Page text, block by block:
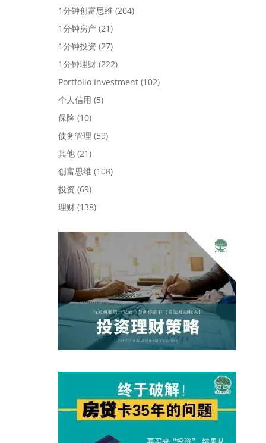
1分钟创富思维 (204)
1分钟房产 (21)
1分钟投资 (27)
1分钟理财 (222)
Portfolio Investment (102)
个人信用 (5)
保险 (10)
债务管理 (59)
其他 (21)
创富思维 (108)
投资 (69)
理财 (138)